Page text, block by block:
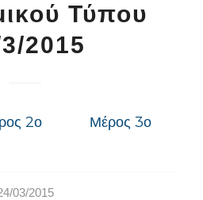
Τύπου
2015
2ο Μέρος 3ο
03/2015